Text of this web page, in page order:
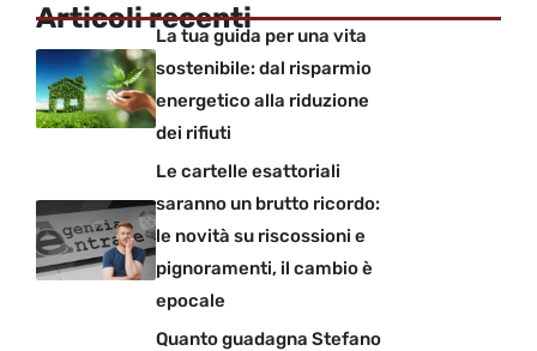
Articoli recenti
La tua guida per una vita
sostenibile: dal risparmio
energetico alla riduzione
dei rifiuti
Le cartelle esattoriali
saranno un brutto ricordo:
le novità su riscossioni e
pignoramenti, il cambio è
epocale
Quanto guadagna Stefano